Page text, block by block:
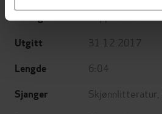
Forlag
Utgitt 31.12.2017
Lengde 6:04
Sjanger Skjønnlitteratur